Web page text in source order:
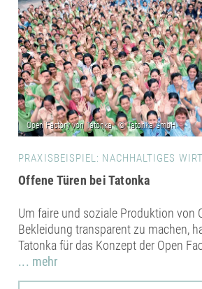
PRAXISBEISPIEL: NACHHALTIGES
Offene Türen bei Tatonka
Um faire und soziale Produktion von
Bekleidung transparent zu machen,
Tatonka für das Konzept der Open
... mehr